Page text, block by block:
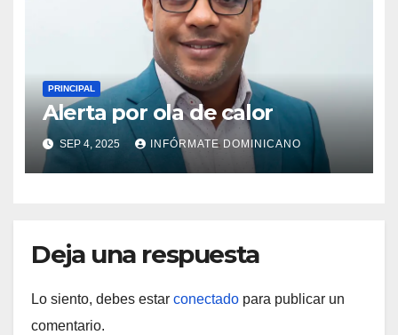
PRINCIPAL
Alerta por ola de calor
SEP 4, 2025 INFÓRMATE DOMINICANO
Deja una respuesta
Lo siento, debes estar conectado para publicar un
comentario.